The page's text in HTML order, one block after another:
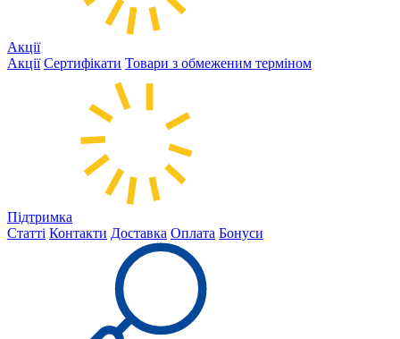
Акції
Акції Сертифікати Товари з обмеженим терміном
Підтримка
Статті Контакти Доставка Оплата Бонуси